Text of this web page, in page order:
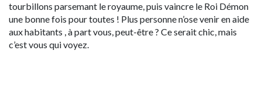
tourbillons parsemant le royaume, puis vaincre le Roi Démon
une bonne fois pour toutes ! Plus personne n’ose venir en aide
aux habitants , à part vous, peut-être ? Ce serait chic, mais
c’est vous qui voyez.